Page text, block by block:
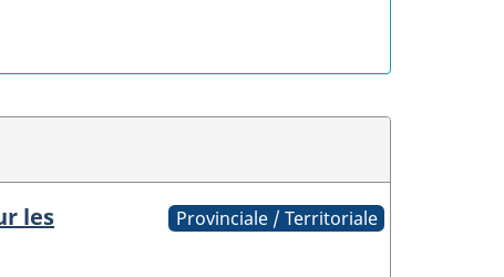
les
Provinciale / Territoriale